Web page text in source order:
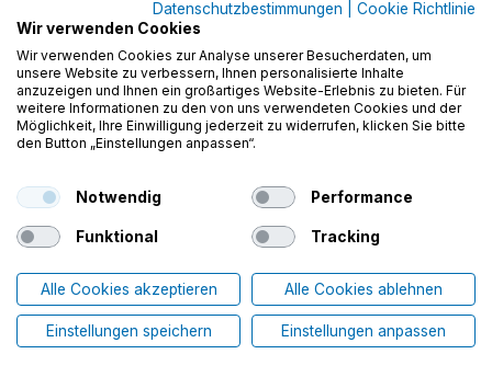
Datenschutzbestimmungen
Cookie Richtlinie
Wir verwenden Cookies
Wir verwenden Cookies zur Analyse unserer Besucherdaten, um
unsere Website zu verbessern, Ihnen personalisierte Inhalte
anzuzeigen und Ihnen ein großartiges Website-Erlebnis zu bieten. Für
weitere Informationen zu den von uns verwendeten Cookies und der
Möglichkeit, Ihre Einwilligung jederzeit zu widerrufen, klicken Sie bitte
den Button „Einstellungen anpassen“.
Notwendig Performance
Funktional Tracking
Alle Cookies akzeptieren Alle Cookies ablehnen
Einstellungen speichern Einstellungen anpassen